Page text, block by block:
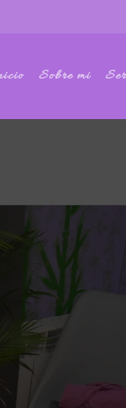
Sobre mi